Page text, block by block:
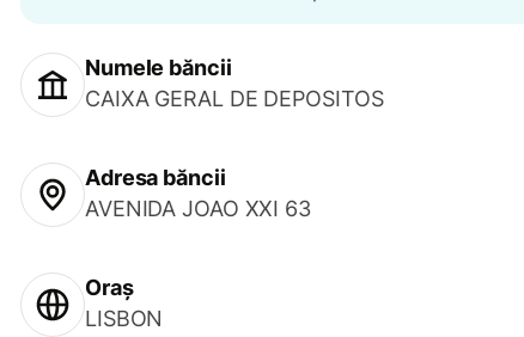
Numele băncii
CAIXA GERAL DE DEPOSITOS
Adresa băncii
AVENIDA JOAO XXI 63
Oraș
LISBON